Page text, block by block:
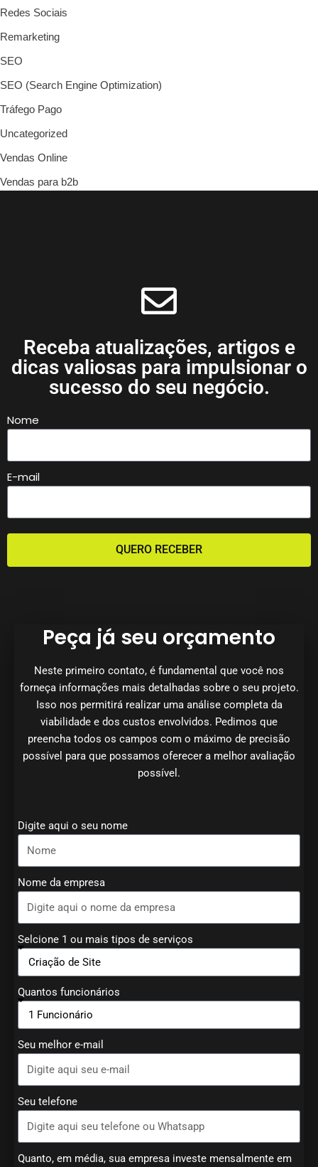
Redes Sociais
Remarketing
SEO
SEO (Search Engine Optimization)
Tráfego Pago
Uncategorized
Vendas Online
Vendas para b2b
Receba atualizações, artigos e
dicas valiosas para impulsionar o
sucesso do seu negócio.
Nome
E-mail
QUERO RECEBER
Peça já seu orçamento
Neste primeiro contato, é fundamental que você nos
forneça informações mais detalhadas sobre o seu projeto.
Isso nos permitirá realizar uma análise completa da
viabilidade e dos custos envolvidos. Pedimos que
preencha todos os campos com o máximo de precisão
possível para que possamos oferecer a melhor avaliação
possível.
Digite aqui o seu nome
Nome da empresa
Selcione 1 ou mais tipos de serviços
Quantos funcionários
Seu melhor e-mail
Seu telefone
Quanto, em média, sua empresa investe mensalmente em